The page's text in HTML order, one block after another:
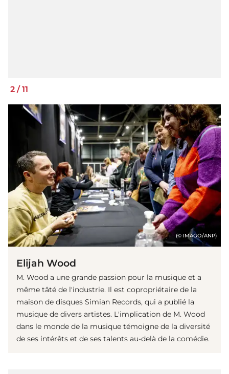
2 / 11
(© IMAGO/ANP)
Elijah Wood
M. Wood a une grande passion pour la musique et a
même tâté de l'industrie. Il est copropriétaire de la
maison de disques Simian Records, qui a publié la
musique de divers artistes. L'implication de M. Wood
dans le monde de la musique témoigne de la diversité
de ses intérêts et de ses talents au-delà de la comédie.